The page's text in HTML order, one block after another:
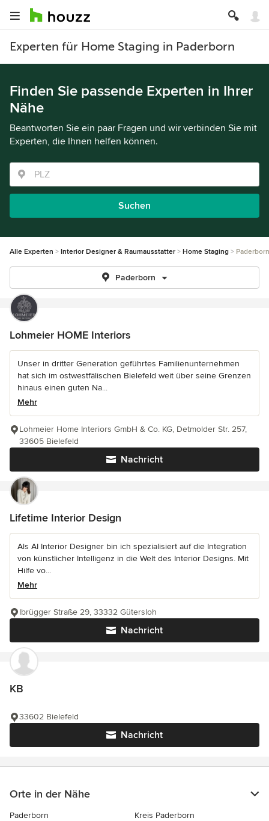
Experten für Home Staging in Paderborn
Finden Sie passende Experten in Ihrer
Nähe
Beantworten Sie ein paar Fragen und wir verbinden Sie mit
Experten, die Ihnen helfen können.
Suchen
Alle Experten Interior Designer & Raumausstatter Home Staging Paderborn
Paderborn
Lohmeier HOME Interiors
Unser in dritter Generation geführtes Familienunternehmen
hat sich im ostwestfälischen Bielefeld weit über seine Grenzen
hinaus einen guten Na...
Mehr
Nachricht
Lohmeier Home Interiors GmbH & Co. KG, Detmolder Str. 257,
33605 Bielefeld
Lifetime Interior Design
Als AI Interior Designer bin ich spezialisiert auf die Integration
von künstlicher Intelligenz in die Welt des Interior Designs. Mit
Hilfe vo...
Mehr
Nachricht
Ibrügger Straße 29, 33332 Gütersloh
KB
Nachricht
33602 Bielefeld
Orte in der Nähe
Paderborn
Kreis Paderborn